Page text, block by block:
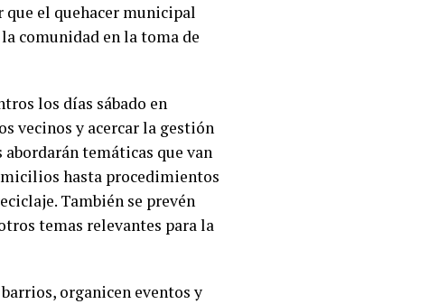
que el quehacer municipal
comunidad en la toma de
los días sábado en
vecinos y acercar la gestión
temáticas que van
hasta procedimientos
También se prevén
temas relevantes para la
organicen eventos y